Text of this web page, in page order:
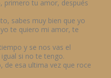
primero tu amor, después
sabes muy bien que yo
te quiero mi amor, te
y se nos vas el
si no te tengo.
de esa ultima vez que roce